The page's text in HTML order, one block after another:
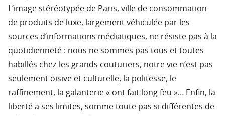
L’image stéréotypée de Paris, ville de consommation
de produits de luxe, largement véhiculée par les
sources d’informations médiatiques, ne résiste pas à la
quotidienneté : nous ne sommes pas tous et toutes
habillés chez les grands couturiers, notre vie n’est pas
seulement oisive et culturelle, la politesse, le
raffinement, la galanterie « ont fait long feu »… Enfin, la
liberté a ses limites, somme toute pas si différentes de